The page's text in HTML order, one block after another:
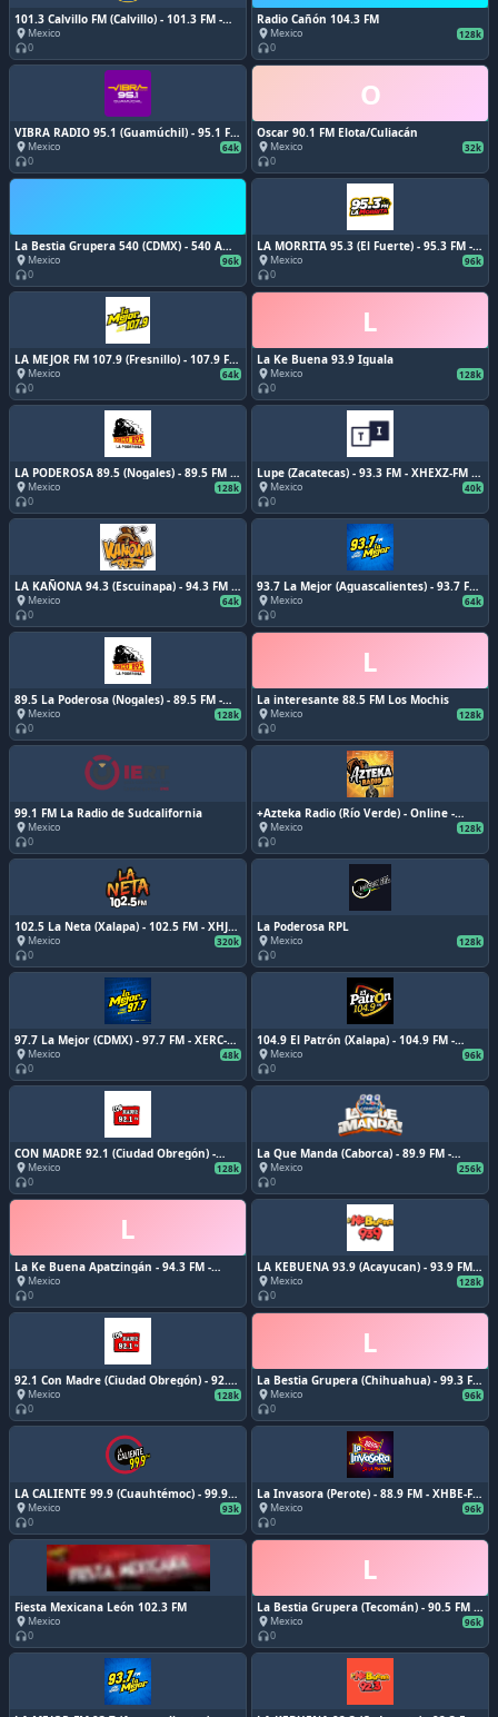
101.3 Calvillo FM (Calvillo) - 101.3 FM -
XHSCCH-FM - Comunicar para Ayudar,
A.C. - Calvillo, Aguascalientes
place Mexico
headphones0
Radio Cañón 104.3 FM
place Mexico 128k
headphones0
VIBRA RADIO 95.1 (Guamúchil) - 95.1 FM
- XHCCCI-FM - Grupo Vibra Medios -
Guamúchil, Sinaloa
place Mexico 64k
headphones0
O
Oscar 90.1 FM Elota/Culiacán
place Mexico 32k
headphones0
La Bestia Grupera 540 (CDMX) - 540 AM -
XEWF-AM - Grupo Audiorama
Comunicaciones - Ciudad de México
place Mexico 96k
headphones0
LA MORRITA 95.3 (El Fuerte) - 95.3 FM -
XHPFRT-FM - Luz Network - El Fuerte,
Sinaloa
place Mexico 96k
headphones0
LA MEJOR FM 107.9 (Fresnillo) - 107.9 FM
- XHEMA-FM - Grupo Radiofónico B15 -
Fresnillo, Zacatecas
place Mexico 64k
headphones0
L
La Ke Buena 93.9 Iguala
place Mexico 128k
headphones0
LA PODEROSA 89.5 (Nogales) - 89.5 FM -
XHCG-FM - Radiorama Sonora - Nogales,
Sonora
place Mexico 128k
headphones0
Lupe (Zacatecas) - 93.3 FM - XHEXZ-FM -
Grupo Radiofónico ZER - Guadalupe, ZA
place Mexico 40k
headphones0
LA KAÑONA 94.3 (Escuinapa) - 94.3 FM -
XHQE-FM - Megamedios Sur - Escuinapa,
Sinaloa
place Mexico 64k
headphones0
93.7 La Mejor (Aguascalientes) - 93.7 FM
- XHAGT-FM - Radio Universal -
Aguascalienteas, Aguascalientes
place Mexico 64k
headphones0
89.5 La Poderosa (Nogales) - 89.5 FM -
XHCG-FM - Radiorama Sonora - Nogales,
Sonora
place Mexico 128k
headphones0
L
La interesante 88.5 FM Los Mochis
place Mexico 128k
headphones0
99.1 FM La Radio de Sudcalifornia
place Mexico
headphones0
+Azteka Radio (Río Verde) - Online -
www.aztekaradio.com - Río Verde, San
Luis Potosí
place Mexico 128k
headphones0
102.5 La Neta (Xalapa) - 102.5 FM - XHJA-
FM - AvanRadio - Xalapa, Veracruz
place Mexico 320k
headphones0
La Poderosa RPL
place Mexico 128k
headphones0
97.7 La Mejor (CDMX) - 97.7 FM - XERC-
FM - MVS Radio - Ciudad de México
place Mexico 48k
headphones0
104.9 El Patrón (Xalapa) - 104.9 FM -
XHBD-FM - Oliva Radio - Xalapa,
Veracruz
place Mexico 96k
headphones0
CON MADRE 92.1 (Ciudad Obregón) -
92.1 FM - XHOBS-FM - Radiorama Sonora
- Ciudad Obregón, Sonora
place Mexico 128k
headphones0
La Que Manda (Caborca) - 89.9 FM -
XHIB-FM - Radiovisa - Caborca, Sonora
place Mexico 256k
headphones0
L
La Ke Buena Apatzingán - 94.3 FM -
XHCJ-FM - Cadena RASA - Apatzingán,
Michoacán
place Mexico
headphones0
LA KEBUENA 93.9 (Acayucan) - 93.9 FM -
XHEVZ-FM - Acayucan, Veracruz
place Mexico 128k
headphones0
92.1 Con Madre (Ciudad Obregón) - 92.1
FM - XHOBS-FM - Radiorama Sonora -
Ciudad Obregón, Sonora
place Mexico 128k
headphones0
L
La Bestia Grupera (Chihuahua) - 99.3 FM
- XHRPC-FM - Grupo Audiorama
Comunicaciones - Chihuahua, CH
place Mexico 96k
headphones0
LA CALIENTE 99.9 (Cuauhtémoc) - 99.9
FM - XHCTC-FM - Multimedios Radio -
Cuauhtémoc, Chihuahua
place Mexico 93k
headphones0
La Invasora (Perote) - 88.9 FM - XHBE-FM
- Molina Comunicaciones - Perote,
Veracruz
place Mexico 96k
headphones0
Fiesta Mexicana León 102.3 FM
place Mexico
headphones0
L
La Bestia Grupera (Tecomán) - 90.5 FM -
XHECO-FM - Radiorama / Grupo
Audiorama Comunicaciones - Tecomán,
Colima
place Mexico 96k
headphones0